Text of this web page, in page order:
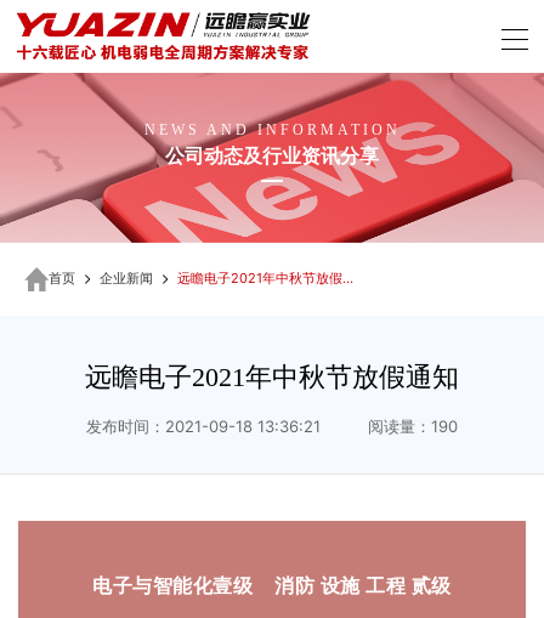
NEWS AND INFORMATION
公司动态及行业资讯分享
首页 企业新闻 远瞻电子2021年中秋节放假通知
远瞻电子2021年中秋节放假通知
发布时间：2021-09-18 13:36:21 阅读量：190
电子与智能化壹级 消防 设施 工程 贰级